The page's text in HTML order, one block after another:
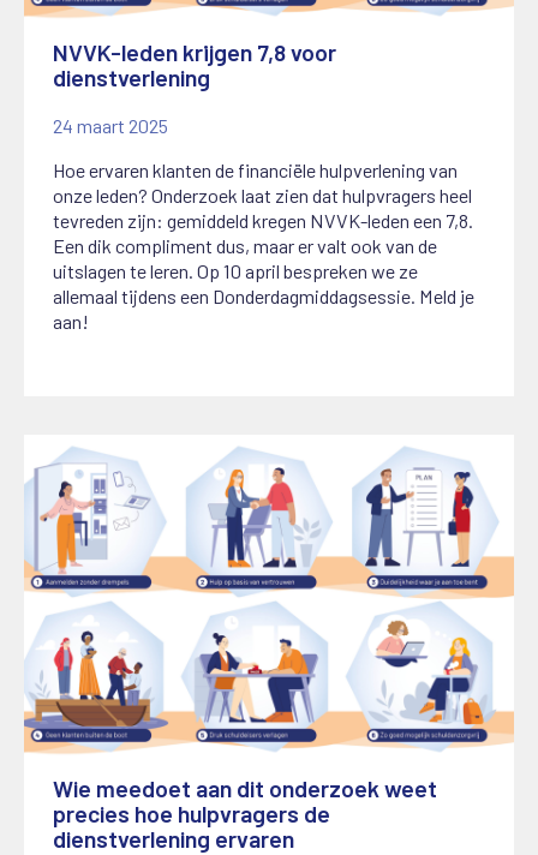
NVVK-leden krijgen 7,8 voor
dienstverlening
24 maart 2025
Hoe ervaren klanten de financiële hulpverlening van
onze leden? Onderzoek laat zien dat hulpvragers heel
tevreden zijn: gemiddeld kregen NVVK-leden een 7,8.
Een dik compliment dus, maar er valt ook van de
uitslagen te leren. Op 10 april bespreken we ze
allemaal tijdens een Donderdagmiddagsessie. Meld je
aan!
Wie meedoet aan dit onderzoek weet
precies hoe hulpvragers de
dienstverlening ervaren